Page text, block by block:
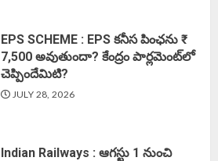
EPS SCHEME : EPS కనీస పింఛను ₹
7,500 అవుతుందా? కేంద్రం పార్లమెంట్‌లో
చెప్పిందేమిటి?
JULY 28, 2026
Indian Railways : ఆగస్టు 1 నుంచి